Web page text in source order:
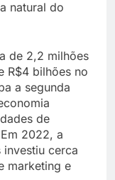
natural do
de 2,2 milhões
R$4 bilhões no
a segunda
de
2022, a
investiu cerca
marketing e